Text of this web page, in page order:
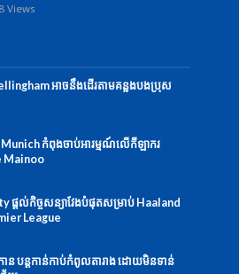
Views
អាចនឹងដើរតាមគន្លងបងប្រុស
កំពុងចាប់អារម្មណ៍លើកីឡាករ
Mainoo
ផ្ដល់កិច្ចសន្យាវែងបំផុតសម្រាប់ Haaland
League
ោន បន្តកាន់កាប់កំពូលតារាង ដោយមិនទាន់